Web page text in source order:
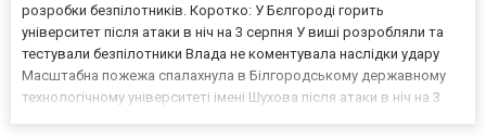
розробки безпілотників. Коротко: У Бєлгороді горить
університет після атаки в ніч на 3 серпня У виші розробляли та
тестували безпілотники Влада не коментувала наслідки удару
Масштабна пожежа спалахнула в Білгородському державному
технологічному університеті імені Шухова після атаки в ніч на 3